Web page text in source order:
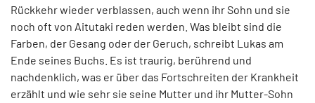
Rückkehr wieder verblassen, auch wenn ihr Sohn und sie
noch oft von Aitutaki reden werden. Was bleibt sind die
Farben, der Gesang oder der Geruch, schreibt Lukas am
Ende seines Buchs. Es ist traurig, berührend und
nachdenklich, was er über das Fortschreiten der Krankheit
erzählt und wie sehr sie seine Mutter und ihr Mutter-Sohn